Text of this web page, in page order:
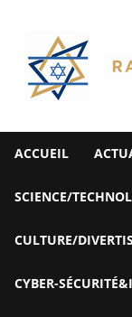
Rak
Be
Israel-
Alyaexpress-
News
ACCUEIL
SCIENCE/
CULTURE/
CYBER-